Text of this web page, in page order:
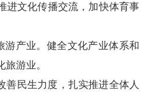
进文化传播交流，加快体育事
游产业。健全文化产业体系和
游业。
善民生力度，扎实推进全体人